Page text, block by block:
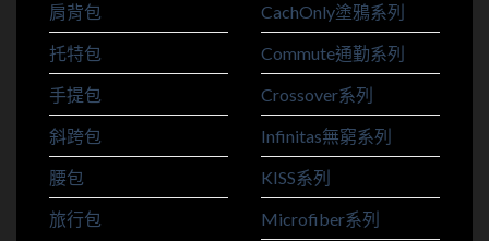
肩背包
托特包
手提包
斜跨包
腰包
旅行包
CachOnly塗鴉系列
Commute通勤系列
Crossover系列
Infinitas無窮系列
KISS系列
Microfiber系列